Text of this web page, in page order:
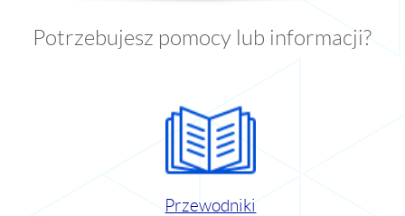
Potrzebujesz pomocy lub informacji?
Przewodniki